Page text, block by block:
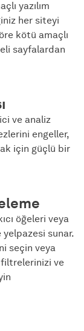
yazılım
her siteyi
kötü amaçlı
sayfalardan
ve analiz
engeller,
için güçlü bir
öğeleri veya
sunar.
seçin veya
filtrelerinizi ve